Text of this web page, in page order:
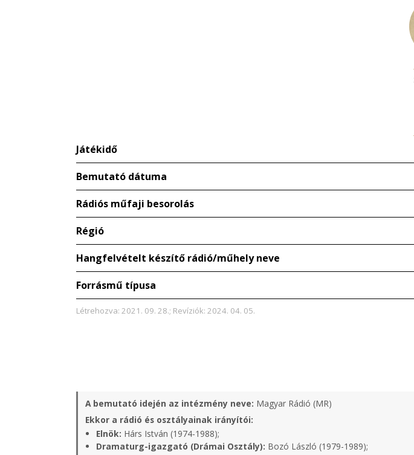
Játékidő
Bemutató dátuma
Rádiós műfaji besorolás
Régió
Hangfelvételt készítő rádió/műhely neve
Forrásmű típusa
Létrehozva: 2021. 09. 28.; Revíziók: 2024. 04. 05.
A bemutató idején az intézmény neve: Magyar Rádió (MR)
Ekkor a rádió és osztályainak irányítói:
Elnök: Hárs István (1974-1988);
Dramaturg-igazgató (Drámai Osztály): Bozó László (1979-1989);